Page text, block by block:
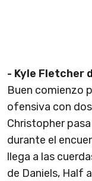
- Kyle Fletcher
Buen comienzo
ofensiva con
Christopher
durante el
llega a las
de Daniels, Half